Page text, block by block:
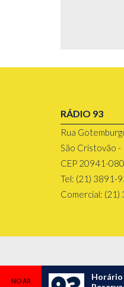
RÁDIO 93
Rua
São Cristovão -
CEP 20941-080
Tel: (21) 3891-
Comercial:
Horário